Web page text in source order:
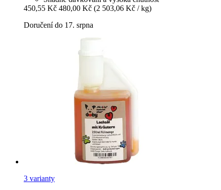
450,55 Kč 480,00 Kč (2 503,06 Kč / kg)
Doručení do 17. srpna
3 varianty